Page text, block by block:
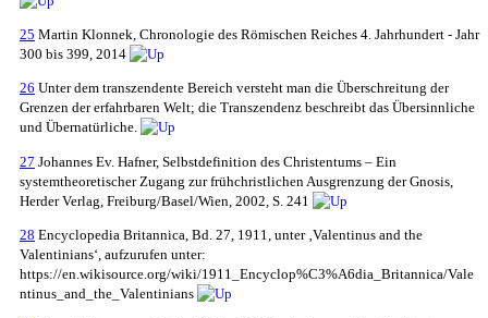
25 Martin Klonnek, Chronologie des Römischen Reiches 4. Jahrhundert - Jahr
300 bis 399, 2014
26 Unter dem transzendente Bereich versteht man die Überschreitung der
Grenzen der erfahrbaren Welt; die Transzendenz beschreibt das Übersinnliche
und Übernatürliche.
27 Johannes Ev. Hafner, Selbstdefinition des Christentums – Ein
systemtheoretischer Zugang zur frühchristlichen Ausgrenzung der Gnosis,
Herder Verlag, Freiburg/Basel/Wien, 2002, S. 241
28 Encyclopedia Britannica, Bd. 27, 1911, unter ‚Valentinus and the
Valentinians‘, aufzurufen unter:
https://en.wikisource.org/wiki/1911_Encyclop%C3%A6dia_Britannica/Vale
ntinus_and_the_Valentinians